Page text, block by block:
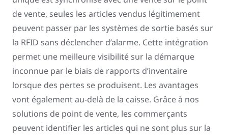
de vente, seules les articles vendus légitimement
peuvent passer par les systèmes de sortie basés sur
la RFID sans déclencher d’alarme. Cette intégration
permet une meilleure visibilité sur la démarque
inconnue par le biais de rapports d’inventaire
lorsque des pertes se produisent. Les avantages
vont également au-delà de la caisse. Grâce à nos
solutions de point de vente, les commerçants
peuvent identifier les articles qui ne sont plus sur la